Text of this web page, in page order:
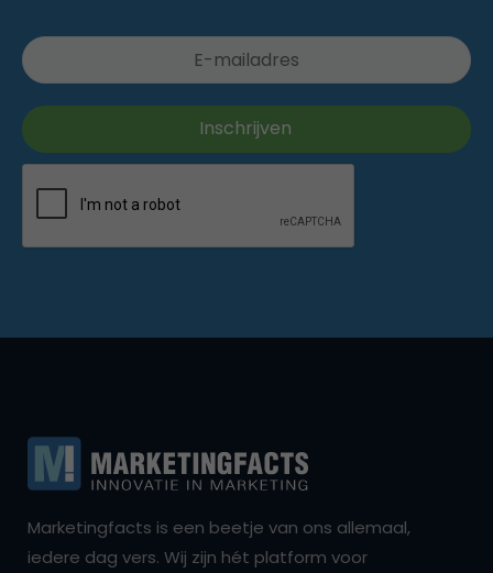
Marketingfacts is een beetje van ons allemaal,
iedere dag vers. Wij zijn hét platform voor